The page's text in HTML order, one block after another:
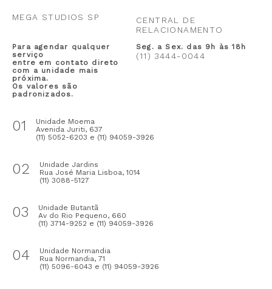
MEGA STUDIOS SP
CENTRAL DE
RELACIONAMENTO
Para agendar qualquer
serviço
entre em contato direto
com a unidade mais
próxima.
Os valores são
padronizados.
Seg. a Sex. das 9h às 18h
(11) 3444-0044
01
Unidade Moema
Avenida Juriti, 637
(11) 5052-6203 e (11) 94059-3926
02
Unidade Jardins
Rua José Maria Lisboa, 1014
(11) 3088-5127
03
Unidade Butantã
Av do Rio Pequeno, 660
(11) 3714-9252 e (11) 94059-3926
04
Unidade Normandia
Rua Normandia, 71
(11) 5096-6043 e (11) 94059-3926